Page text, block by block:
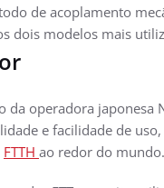
de acoplamento
dois modelos mais
da operadora japonesa
e facilidade de
FTTH ao redor do mundo.